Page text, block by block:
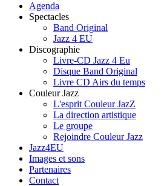
Agenda
Spectacles
Band Original
Jazz 4 EU
Discographie
Livre-CD Jazz 4 Eu
Disque Band Original
Livre CD Airs du temps
Couleur Jazz
L'esprit Couleur JazZ
La direction artistique
Le groupe
Rejoindre Couleur Jazz
Jazz4EU
Images et sons
Partenaires
Contact